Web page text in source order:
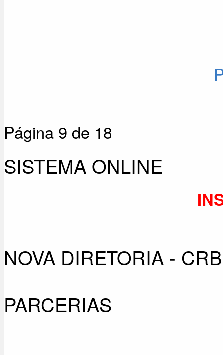
Página 9 de 18
SISTEMA ONLINE
NOVA DIRETORIA -
PARCERIAS